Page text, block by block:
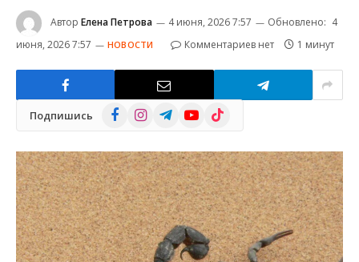
Автор Елена Петрова 4 июня, 2026 7:57 Обновлено: 4
июня, 2026 7:57
НОВОСТИ Комментариев нет 1 минут
Подпишись FacebookInstagramTelegramYouTube
TikTok